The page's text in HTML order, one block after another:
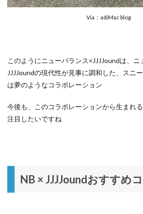
Via：adiMac blog
このようにニューバランス×JJJJoundは、ニ
JJJJoundの現代性が見事に調和した、スニ
は夢のようなコラボレーション
今後も、このコラボレーションから生まれ
注目したいですね
NB × JJJJoundおすすめ